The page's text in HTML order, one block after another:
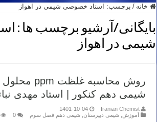
خانه / برچسب: استاد خصوصی شیمی در اهواز
بایگانی/آرشیو برچسب ها :
شیمی در اهواز
شیمی دهم کنکور | استاد مهدی
Iranian Chemist
1401-10-04
آموزش شیمی دبیرستان شیمی دهم فصل سوم 0